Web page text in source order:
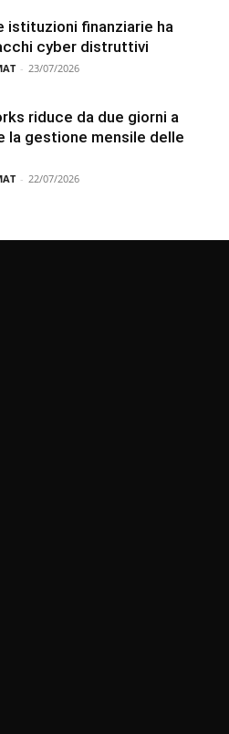
istituzioni finanziarie ha
cyber distruttivi
- 23/07/2026
riduce da due giorni a
la gestione mensile delle
- 22/07/2026